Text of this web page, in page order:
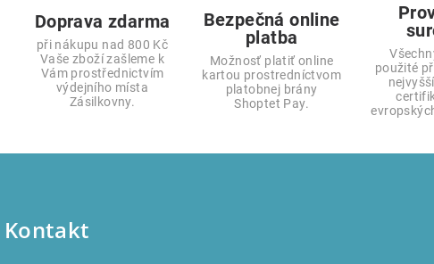
Doprava zdarma
při nákupu nad 800 Kč
Vaše zboží zašleme k
Vám prostřednictvím
výdejního místa
Zásilkovny.
Bezpečná online
platba
Možnosť platiť online
kartou prostredníctvom
platobnej brány
Shoptet Pay.
použité
Kontakt